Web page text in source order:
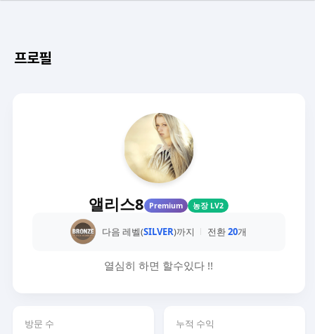
프로필
앨리스8 Premium 농장 LV2
다음 레벨(SILVER)까지 전환20개
열심히 하면 할수있다 !!
방문 수 누적 수익